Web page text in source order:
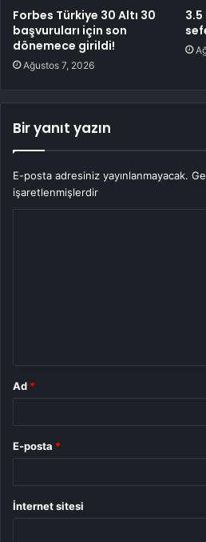
Forbes Türkiye 30 Altı 30
başvuruları için son
dönemece girildi!
Ağustos 7, 2026
Bir yanıt yazın
E-posta adresiniz yayınlanmayacak.
işaretlenmişlerdir
Ad *
E-posta *
İnternet sitesi